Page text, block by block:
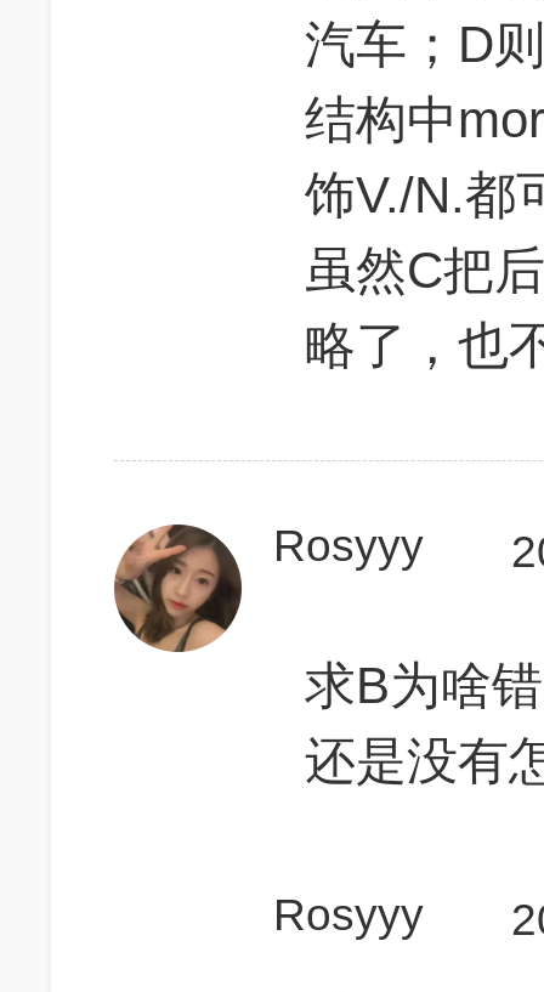
汽车；D
结构中
饰V./N.都
虽然C把
略了，也
Rosyyy
求B为啥
还是没有
Rosyyy